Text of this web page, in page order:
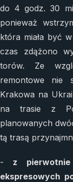
do 4 godz. 30
ponieważ
która miała być
czas zdążono
torów. Ze
remontowe nie
Krakowa na
na trasie z
planowanych
tą trasą
- z
ekspresowych